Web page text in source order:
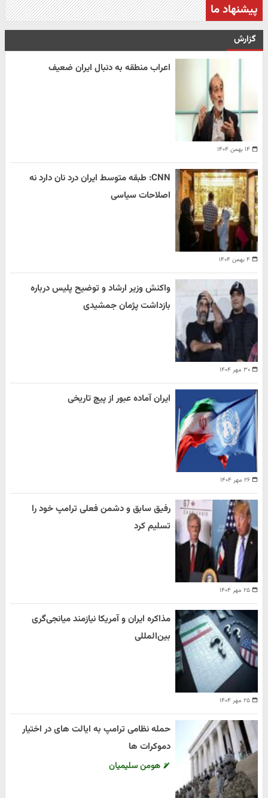
پیشنهاد ما
گزارش
۱۴ بهمن ۱۴۰۴
اعراب منطقه به دنبال ایران ضعیف
۴ بهمن ۱۴۰۴
CNN: طبقه متوسط ایران درد نان دارد نه
اصلاحات سیاسی
۳۰ مهر ۱۴۰۴
واکنش وزیر ارشاد و توضیح پلیس درباره
بازداشت پژمان جمشیدی
۲۶ مهر ۱۴۰۴
ایران آماده عبور از پیچ تاریخی
۲۵ مهر ۱۴۰۴
رفیق سابق و دشمن فعلی ترامپ خود را
تسلیم کرد
۲۵ مهر ۱۴۰۴
مذاکره ایران و آمریکا نیازمند میانجی‌گری
بین‌المللی
حمله نظامی ترامپ به ایالت های در اختیار
دموکرات ها
هومن سلیمیان